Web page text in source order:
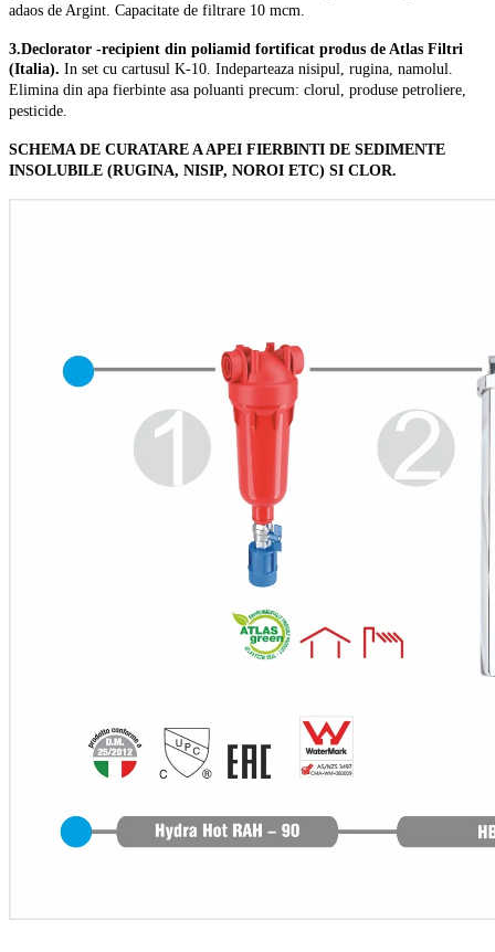
adaos de Argint. Capacitate de filtrare 10 mcm.
3.Declorator -recipient din poliamid fortificat produs de Atlas Filtri
(Italia). In set cu cartusul K-10. Indeparteaza nisipul, rugina, namolul.
Elimina din apa fierbinte asa poluanti precum: clorul, produse petroliere,
pesticide.
SCHEMA DE CURATARE A APEI FIERBINTI DE SEDIMENTE
INSOLUBILE (RUGINA, NISIP, NOROI ETC) SI CLOR.